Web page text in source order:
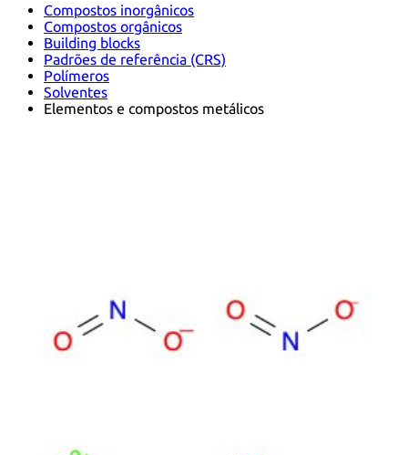
Compostos inorgânicos
Compostos orgânicos
Building blocks
Padrões de referência (CRS)
Polímeros
Solventes
Elementos e compostos metálicos